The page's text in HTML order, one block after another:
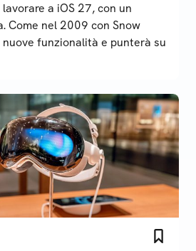
a iOS 27, con un
Come nel 2009 con Snow
funzionalità e punterà su